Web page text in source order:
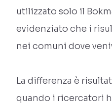
utilizzato solo il
evidenziato che i
nei comuni dove
La differenza è
quando i ricercatori